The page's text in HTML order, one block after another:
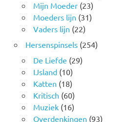
Mijn Moeder(23)
Moeders lijn (31)
Vaders lijn (22)
Hersenspinsels(254)
De Liefde (29)
IJsland(10)
Katten (18)
Kritisch (60)
Muziek(16)
Overdenkingen (93)